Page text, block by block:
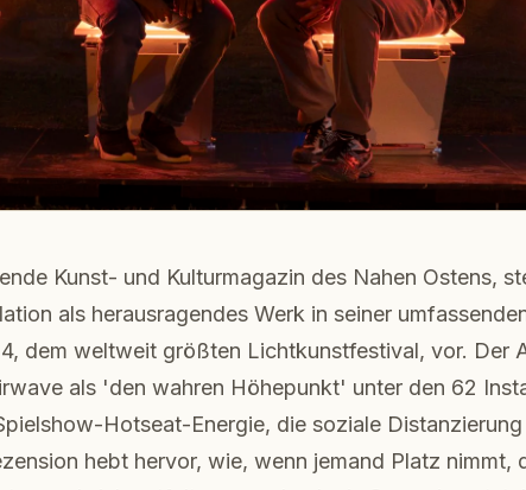
Kunst- und Kulturmagazin des Nahen Ostens,
als herausragendes Werk in seiner
dem weltweit größten Lichtkunstfestival, vor. Der
als 'den wahren Höhepunkt' unter den 62
Hotseat-Energie, die soziale
hebt hervor, wie, wenn jemand Platz nimmt,